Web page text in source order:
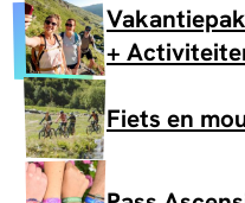
+
Fiets en